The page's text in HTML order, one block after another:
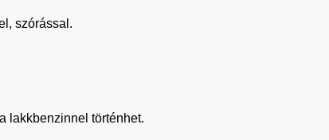
szórással.
lakkbenzinnel történhet.